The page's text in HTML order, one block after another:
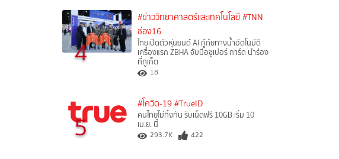
4
#ข่าววิทยาศาสตร์และเทคโนโลยี #TNN
ช่อง16
ไทยเปิดตัวหุ่นยนต์ AI กู้ภัยทางน้ำอัตโนมัติ
เครื่องแรก ZBHA จับมือซูเปอร์ การ์ด นำร่อง
ที่ภูเก็ต
18
5
#โควิด-19 #TrueID
คนไทยไม่ทิ้งกัน รับเน็ตฟรี 10GB เริ่ม 10
เม.ย. นี้
293.7K 422